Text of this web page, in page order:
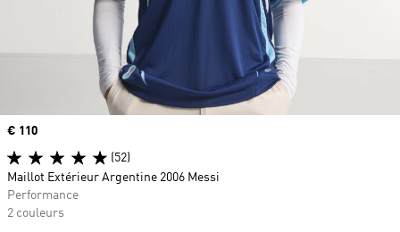
Prix
€ 110
(52)
Maillot Extérieur Argentine 2006 Messi
Performance
2 couleurs